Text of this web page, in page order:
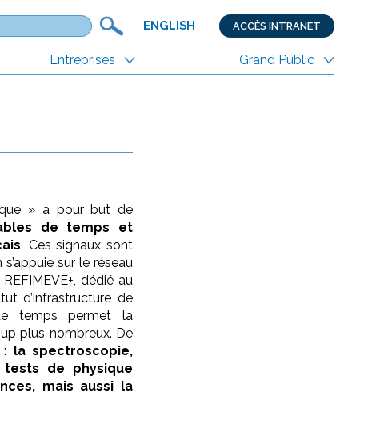
ENGLISH ACCÈS INTRANET
Entreprises Grand Public
» a pour but de
de temps et
. Ces signaux sont
sur le réseau
dédié au
d’infrastructure de
temps permet la
plus nombreux. De
la spectroscopie,
tests de physique
mais aussi la